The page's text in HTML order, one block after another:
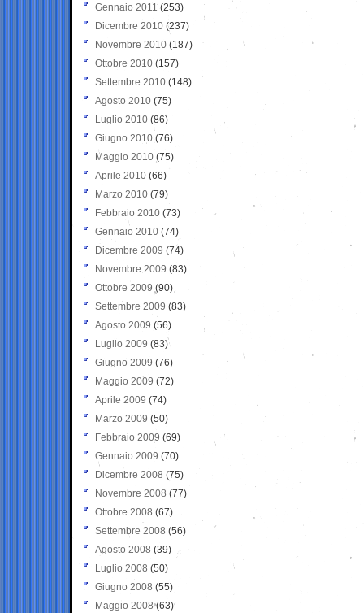
Gennaio 2011 (253)
Dicembre 2010 (237)
Novembre 2010 (187)
Ottobre 2010 (157)
Settembre 2010 (148)
Agosto 2010 (75)
Luglio 2010 (86)
Giugno 2010 (76)
Maggio 2010 (75)
Aprile 2010 (66)
Marzo 2010 (79)
Febbraio 2010 (73)
Gennaio 2010 (74)
Dicembre 2009 (74)
Novembre 2009 (83)
Ottobre 2009 (90)
Settembre 2009 (83)
Agosto 2009 (56)
Luglio 2009 (83)
Giugno 2009 (76)
Maggio 2009 (72)
Aprile 2009 (74)
Marzo 2009 (50)
Febbraio 2009 (69)
Gennaio 2009 (70)
Dicembre 2008 (75)
Novembre 2008 (77)
Ottobre 2008 (67)
Settembre 2008 (56)
Agosto 2008 (39)
Luglio 2008 (50)
Giugno 2008 (55)
Maggio 2008(63)